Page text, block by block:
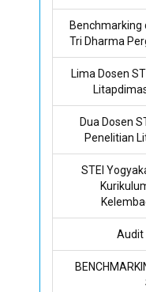
Benchmarking
Tri Dharma
Lima Dosen
Dua Dosen
Penelitian
STEI
Audit